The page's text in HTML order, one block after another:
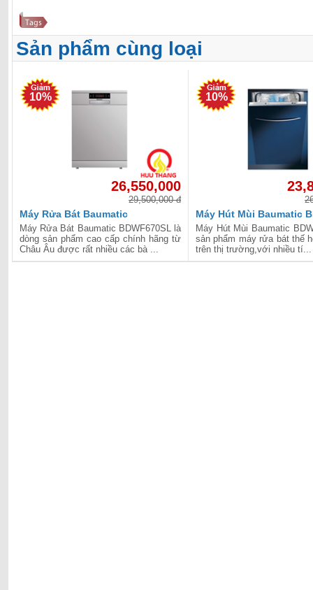
Sản phẩm cùng loại
10%
26,550,000
29,500,000 đ
Máy Rửa Bát Baumatic
BDWF670SL
Máy Rửa Bát Baumatic BDWF670SL là
dòng sản phẩm cao cấp chính hãng từ
Châu Âu được rất nhiều các bà ...
10%
Máy Hút Mùi Baumatic
Máy Hút Mùi Baumatic
sản phẩm máy rửa bát thế
trên thị trường,với nhiều tí...